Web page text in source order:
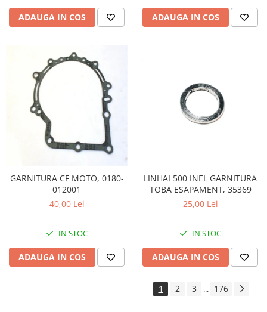
ADAUGA IN COS ADAUGA IN COS
GARNITURA CF MOTO, 0180-
012001
40,00 Lei
IN STOC
ADAUGA IN COS
LINHAI 500 INEL GARNITURA
TOBA ESAPAMENT, 35369
25,00 Lei
IN STOC
ADAUGA IN COS
1 2 3 ... 176